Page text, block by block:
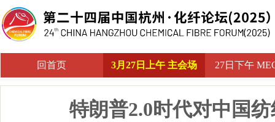
回首页 3月27日上午 主会场 27日下午
特朗普2.0时代对中国